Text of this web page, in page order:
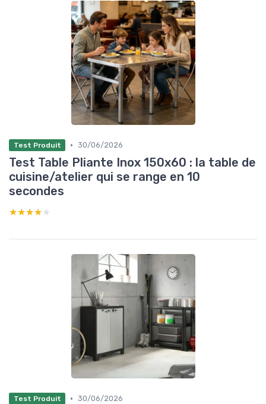
Test Produit • 30/06/2026
Test Table Pliante Inox 150x60 : la table de
cuisine/atelier qui se range en 10
secondes
★★★★★
★★★★★
Test Produit • 30/06/2026